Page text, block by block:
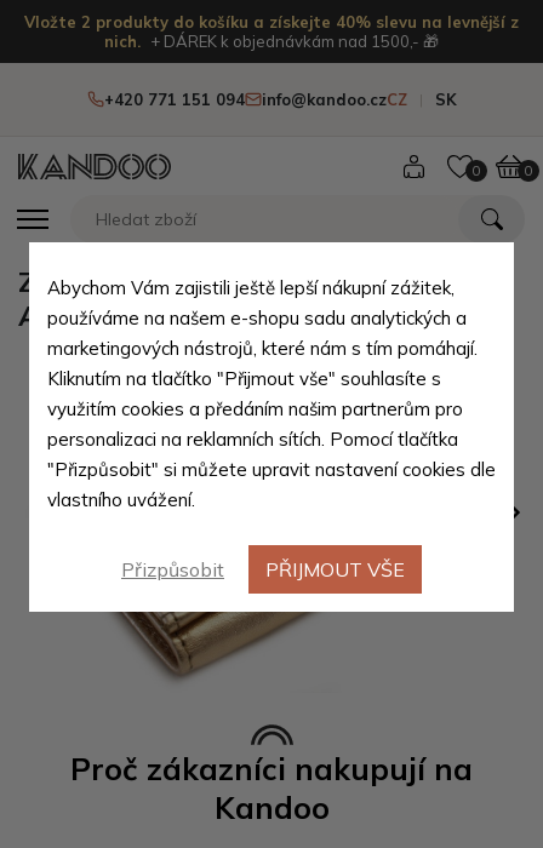
Vložte 2 produkty do košíku a získejte 40% slevu na levnější z
nich.
+ DÁREK k objednávkám nad 1500,- 🎁
+420 771 151 094 info@kandoo.czCZ SK
0 0
Proč zákazníci nakupují na
Kandoo
Zlatá kožená mini peněženka
Athena
Abychom Vám zajistili ještě lepší nákupní zážitek,
používáme na našem e-shopu sadu analytických a
marketingových nástrojů, které nám s tím pomáhají.
Kliknutím na tlačítko "Přijmout vše" souhlasíte s
využitím cookies a předáním našim partnerům pro
personalizaci na reklamních sítích. Pomocí tlačítka
"Přizpůsobit" si můžete upravit nastavení cookies dle
vlastního uvážení.
Přizpůsobit PŘIJMOUT VŠE